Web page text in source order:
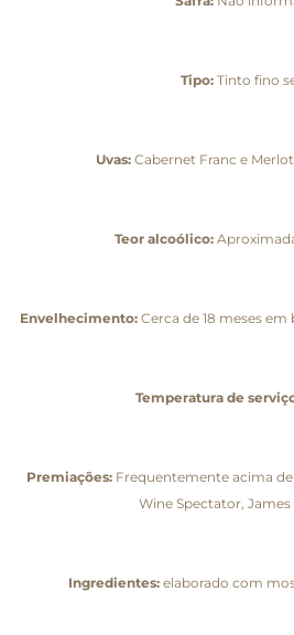
Tipo:Tinto fino
Uvas:Cabernet Franc e
Teor alcoólico:
Envelhecimento:Cerca de 18 meses em
Temperatura de
Premiações: Frequentemente acima
Wine Spectator, James
Ingredientes: elaborado com